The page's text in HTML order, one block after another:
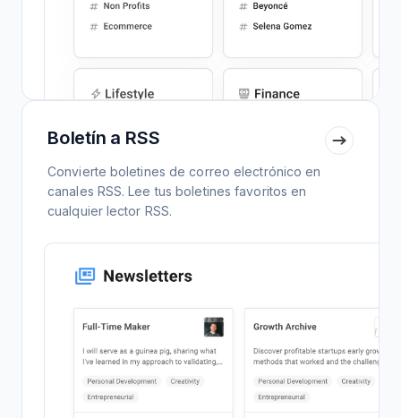
Boletín a RSS
Convierte boletines de correo electrónico en
canales RSS. Lee tus boletines favoritos en
cualquier lector RSS.